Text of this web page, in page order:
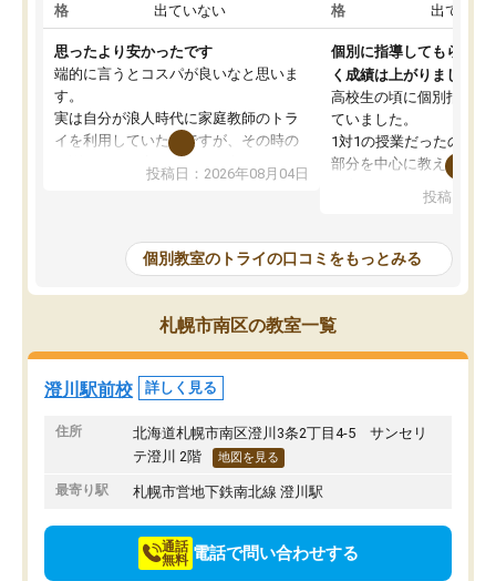
格
出ていない
思ったより安かったです
端的に言うとコスパが良いなと思いま
す。
実は自分が浪人時代に家庭教師のトラ
イを利用していたのですが、その時の
月謝がとても高くトライに良いイメー
ジがありませんでした。
し始めた形です。
しかし、以前とは違い料金がリーズナ
ブルでびっくりしました。
通って1年以上ですが、勉強への取り組
み方が真っすぐに変化（率先して自宅
で復習や予習をする）し成績も向上し
ています。
駅前なので送り迎えが少々負担になっ
ていますが、それを加味しても通って
損はないなと感じています。
投稿日：2026年08月04日
格
出ていな
個別に指導してもらえる
く成績は上がりました。
高校生の頃に個別指導の
ていました。
1対1の授業だったので、
部分を中心に教えてもら
わからないところもそ
もらえたので、勉強への
しずつなくなりました。
その結果成績も上がり、
勉強に取り組めるように
たのを覚えています。
塾だと思います。
投稿日：
個別教室のトライの口コミをもっとみる
札幌市南区の教室一覧
澄川駅前校 詳しく見る
住所
北海道札幌市南区澄川3条2丁目4-5 サンセリ
テ澄川 2階
地図を見る
最寄り駅 札幌市営地下鉄南北線 澄川駅
通話
無料 電話で問い合わせする